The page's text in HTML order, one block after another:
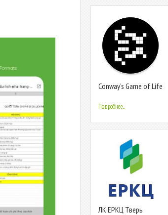
Conway's Game of Life
Подробнее...
ЛК ЕРКЦ Тверь